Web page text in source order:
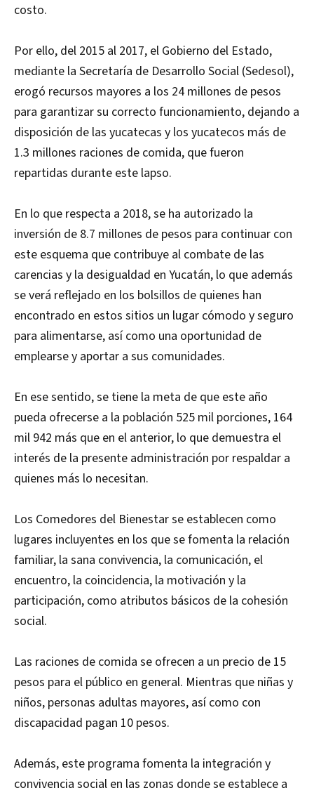
costo.
Por ello, del 2015 al 2017, el Gobierno del Estado,
mediante la Secretaría de Desarrollo Social (Sedesol),
erogó recursos mayores a los 24 millones de pesos
para garantizar su correcto funcionamiento, dejando a
disposición de las yucatecas y los yucatecos más de
1.3 millones raciones de comida, que fueron
repartidas durante este lapso.
En lo que respecta a 2018, se ha autorizado la
inversión de 8.7 millones de pesos para continuar con
este esquema que contribuye al combate de las
carencias y la desigualdad en Yucatán, lo que además
se verá reflejado en los bolsillos de quienes han
encontrado en estos sitios un lugar cómodo y seguro
para alimentarse, así como una oportunidad de
emplearse y aportar a sus comunidades.
En ese sentido, se tiene la meta de que este año
pueda ofrecerse a la población 525 mil porciones, 164
mil 942 más que en el anterior, lo que demuestra el
interés de la presente administración por respaldar a
quienes más lo necesitan.
Los Comedores del Bienestar se establecen como
lugares incluyentes en los que se fomenta la relación
familiar, la sana convivencia, la comunicación, el
encuentro, la coincidencia, la motivación y la
participación, como atributos básicos de la cohesión
social.
Las raciones de comida se ofrecen a un precio de 15
pesos para el público en general. Mientras que niñas y
niños, personas adultas mayores, así como con
discapacidad pagan 10 pesos.
Además, este programa fomenta la integración y
convivencia social en las zonas donde se establece a